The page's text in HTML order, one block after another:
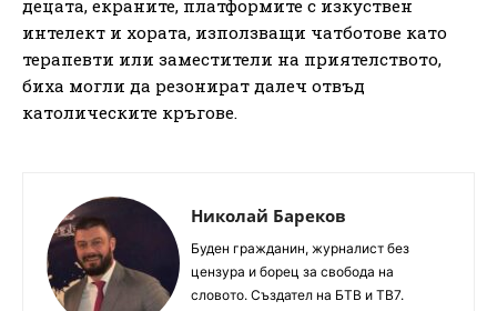
децата, екраните, платформите с изкуствен
интелект и хората, използващи чатботове като
терапевти или заместители на приятелството,
биха могли да резонират далеч отвъд
католическите кръгове.
Николай Бареков
Буден гражданин, журналист без
цензура и борец за свобода на
словото. Създател на БТВ и ТВ7.